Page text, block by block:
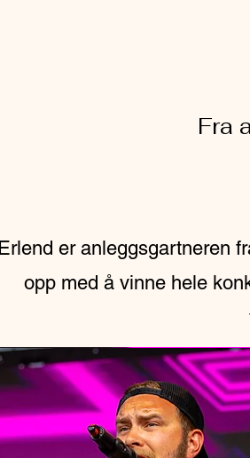
Fra
Erlend er anleggsgartneren
opp med å vinne hele